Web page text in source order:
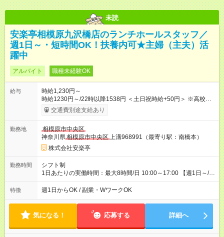
未読
安楽亭相模原九沢橋店のランチホールスタッフ／
週1日～・短時間OK！扶養内可★主婦（主夫）活
躍中
アルバイト 職種未経験OK
給与
時給1,230円～
時給1230円～/22時以降1538円 ＜土日祝時給+50円＞ ※高校生
時給1230円 【試用期間】試用期間あり 試用期間の長さ：12ヶ
月 雇用形態、給与は本採用時と同じです。 ※最大12ヶ月の間
交通費別途支給あり
勤務地
相模原市中央区
神奈川県相模原市中央区上溝968991（最寄り駅：南橋本）
株式会社安楽亭
勤務時間
シフト制
1日あたりの実働時間：最大8時間/日 10:00～17:00 【週1日～/1
日3時間～OK！】 ＊レギュラー勤務ももちろん大歓迎！ 「子ど
ものお迎えまでの時間」 「ランチタイムだけ」 など、家庭の予
談可能◎
特徴 週1日からOK / 副業・WワークOK
気になる！ 応募する 詳細へ